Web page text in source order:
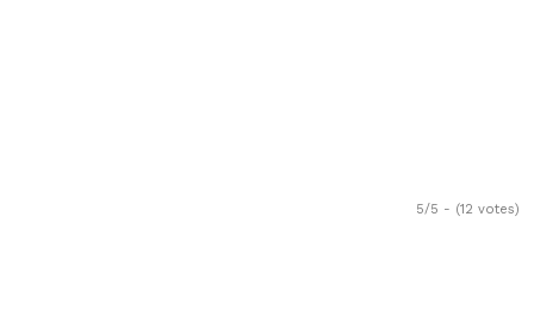
5/5 - (12 votes)